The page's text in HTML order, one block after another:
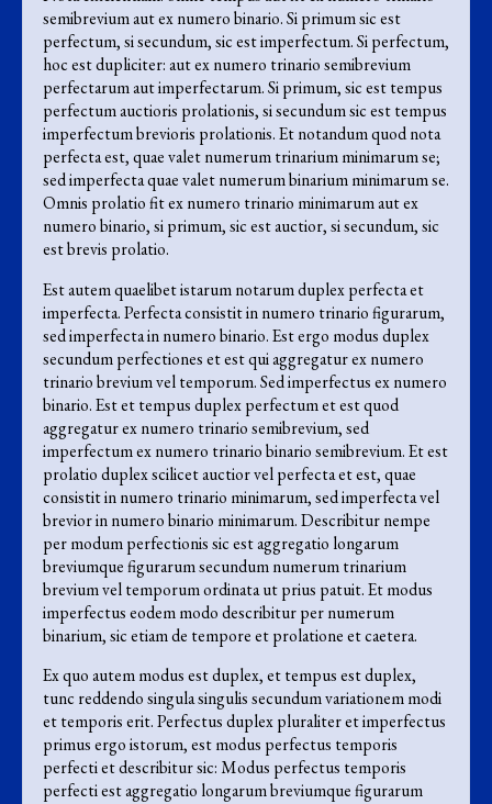
semibrevium aut ex numero binario. Si primum sic est
perfectum, si secundum, sic est imperfectum. Si perfectum,
hoc est dupliciter: aut ex numero trinario semibrevium
perfectarum aut imperfectarum. Si primum, sic est tempus
perfectum auctioris prolationis, si secundum sic est tempus
imperfectum brevioris prolationis. Et notandum quod nota
perfecta est, quae valet numerum trinarium minimarum se;
sed imperfecta quae valet numerum binarium minimarum se.
Omnis prolatio fit ex numero trinario minimarum aut ex
numero binario, si primum, sic est auctior, si secundum, sic
est brevis prolatio.
Est autem quaelibet istarum notarum duplex perfecta et
imperfecta. Perfecta consistit in numero trinario figurarum,
sed imperfecta in numero binario. Est ergo modus duplex
secundum perfectiones et est qui aggregatur ex numero
trinario brevium vel temporum. Sed imperfectus ex numero
binario. Est et tempus duplex perfectum et est quod
aggregatur ex numero trinario semibrevium, sed
imperfectum ex numero trinario binario semibrevium. Et est
prolatio duplex scilicet auctior vel perfecta et est, quae
consistit in numero trinario minimarum, sed imperfecta vel
brevior in numero binario minimarum. Describitur nempe
per modum perfectionis sic est aggregatio longarum
breviumque figurarum secundum numerum trinarium
brevium vel temporum ordinata ut prius patuit. Et modus
imperfectus eodem modo describitur per numerum
binarium, sic etiam de tempore et prolatione et caetera.
Ex quo autem modus est duplex, et tempus est duplex,
tunc reddendo singula singulis secundum variationem modi
et temporis erit. Perfectus duplex pluraliter et imperfectus
primus ergo istorum, est modus perfectus temporis
perfecti et describitur sic: Modus perfectus temporis
perfecti est aggregatio longarum breviumque figurarum